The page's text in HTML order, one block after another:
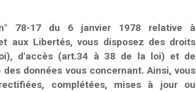
78-17 du 6 janvier 1978 relative à
aux Libertés, vous disposez des droits
d'accès (art.34 à 38 de la loi) et de
données vous concernant. Ainsi, vous
complétées, mises à jour ou